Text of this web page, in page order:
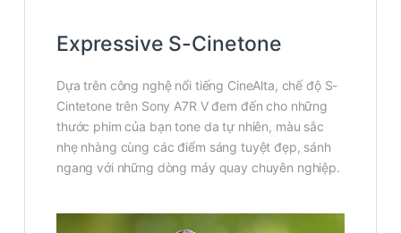
Expressive S-Cinetone
Dựa trên công nghệ nổi tiếng CineAlta, chế độ S-
Cintetone trên Sony A7R V đem đến cho những
thước phim của bạn tone da tự nhiên, màu sắc
nhẹ nhàng cùng các điểm sáng tuyệt đẹp, sánh
ngang với những dòng máy quay chuyên nghiệp.